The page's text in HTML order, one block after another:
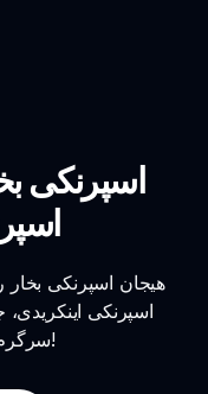
اسپرنکی
هیجان اسپرنکی بخار
اسپرنکی
سرگرم‌کننده ترکیب می‌شوند!